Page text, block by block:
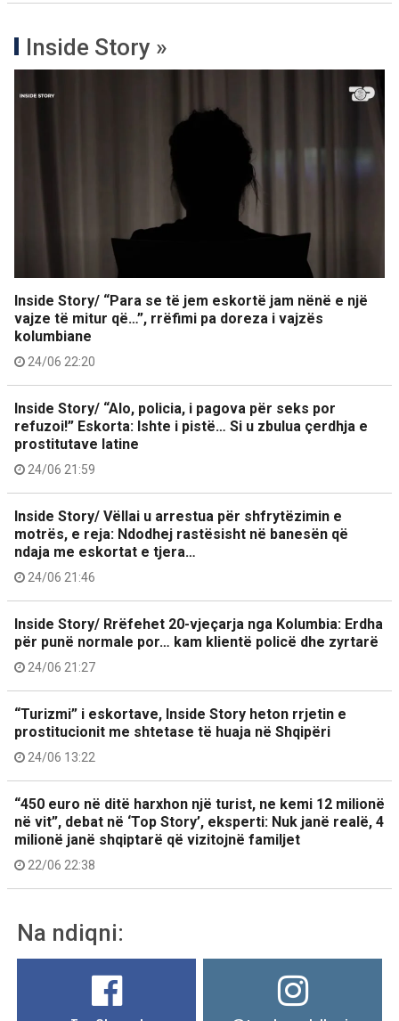
Inside Story »
Inside Story/ “Para se të jem eskortë jam nënë e një
vajze të mitur që…”, rrëfimi pa doreza i vajzës
kolumbiane
24/06 22:20
Inside Story/ “Alo, policia, i pagova për seks por
refuzoi!” Eskorta: Ishte i pistë… Si u zbulua çerdhja e
prostitutave latine
24/06 21:59
Inside Story/ Vëllai u arrestua për shfrytëzimin e
motrës, e reja: Ndodhej rastësisht në banesën që
ndaja me eskortat e tjera…
24/06 21:46
Inside Story/ Rrëfehet 20-vjeçarja nga Kolumbia: Erdha
për punë normale por… kam klientë policë dhe zyrtarë
24/06 21:27
“Turizmi” i eskortave, Inside Story heton rrjetin e
prostitucionit me shtetase të huaja në Shqipëri
24/06 13:22
“450 euro në ditë harxhon një turist, ne kemi 12 milionë
në vit”, debat në ‘Top Story’, eksperti: Nuk janë realë, 4
milionë janë shqiptarë që vizitojnë familjet
22/06 22:38
Na ndiqni: